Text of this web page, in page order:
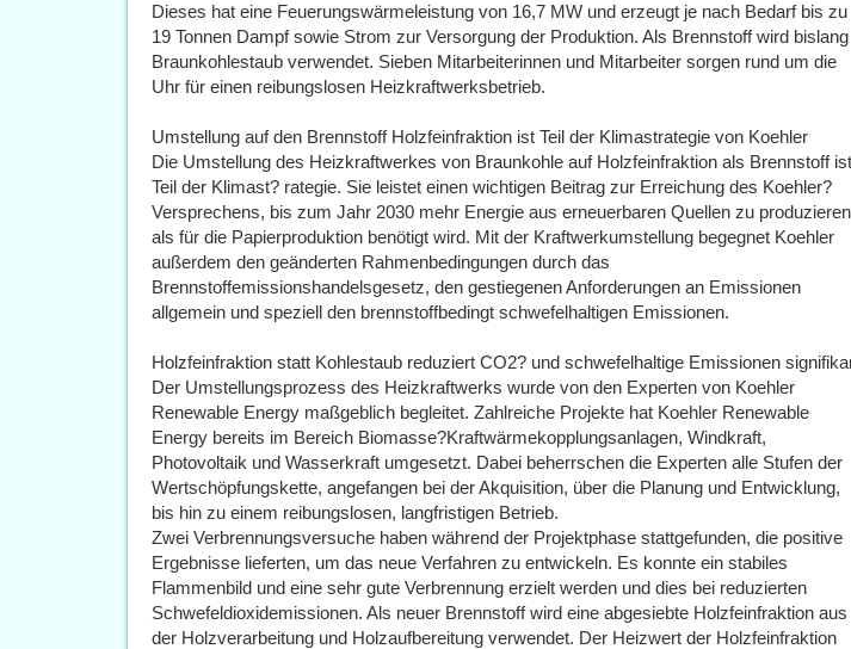
Dieses hat eine Feuerungswärmeleistung von 16,7 MW und erzeugt je nach Bedarf bis zu
19 Tonnen Dampf sowie Strom zur Versorgung der Produktion. Als Brennstoff wird bislang
Braunkohlestaub verwendet. Sieben Mitarbeiterinnen und Mitarbeiter sorgen rund um die
Uhr für einen reibungslosen Heizkraftwerksbetrieb.
Umstellung auf den Brennstoff Holzfeinfraktion ist Teil der Klimastrategie von Koehler
Die Umstellung des Heizkraftwerkes von Braunkohle auf Holzfeinfraktion als Brennstoff ist
Teil der Klimast? rategie. Sie leistet einen wichtigen Beitrag zur Erreichung des Koehler?
Versprechens, bis zum Jahr 2030 mehr Energie aus erneuerbaren Quellen zu
als für die Papierproduktion benötigt wird. Mit der Kraftwerkumstellung begegnet Koehler
außerdem den geänderten Rahmenbedingungen durch das
Brennstoffemissionshandelsgesetz, den gestiegenen Anforderungen an Emissionen
allgemein und speziell den brennstoffbedingt schwefelhaltigen Emissionen.
Holzfeinfraktion statt Kohlestaub reduziert CO2? und schwefelhaltige Emissionen
Der Umstellungsprozess des Heizkraftwerks wurde von den Experten von Koehler
Renewable Energy maßgeblich begleitet. Zahlreiche Projekte hat Koehler Renewable
Energy bereits im Bereich Biomasse?Kraftwärmekopplungsanlagen, Windkraft,
Photovoltaik und Wasserkraft umgesetzt. Dabei beherrschen die Experten alle Stufen der
Wertschöpfungskette, angefangen bei der Akquisition, über die Planung und Entwicklung,
bis hin zu einem reibungslosen, langfristigen Betrieb.
Zwei Verbrennungsversuche haben während der Projektphase stattgefunden, die positive
Ergebnisse lieferten, um das neue Verfahren zu entwickeln. Es konnte ein stabiles
Flammenbild und eine sehr gute Verbrennung erzielt werden und dies bei reduzierten
Schwefeldioxidemissionen. Als neuer Brennstoff wird eine abgesiebte Holzfeinfraktion aus
der Holzverarbeitung und Holzaufbereitung verwendet. Der Heizwert der Holzfeinfraktion